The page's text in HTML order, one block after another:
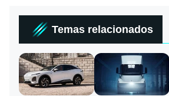
Temas relacionados